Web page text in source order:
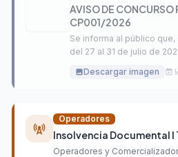
AVISO DE
CP001/2026
Se informa al público
del 27 al 31 de julio de
Público Nacional CNT-
imageDescargar imagen event_busy
cell_tower
Operadores
Insolvencia Documental I
Operadores y